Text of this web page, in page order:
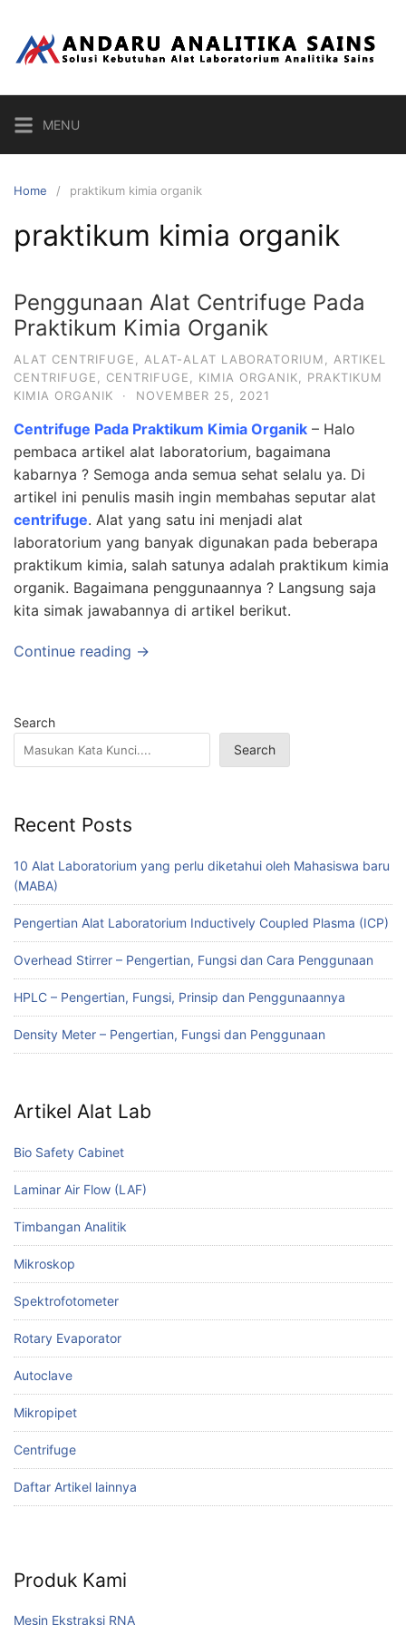
content
MENU
Home praktikum kimia organik
praktikum kimia organik
Penggunaan Alat Centrifuge Pada
Praktikum Kimia Organik
ALAT CENTRIFUGE ALAT-ALAT LABORATORIUM
ARTIKEL
CENTRIFUGE
CENTRIFUGE KIMIA ORGANIK
PRAKTIKUM
KIMIA ORGANIK
· NOVEMBER 25, 2021
Centrifuge Pada Praktikum Kimia Organik – Halo
pembaca artikel alat laboratorium, bagaimana
kabarnya ? Semoga anda semua sehat selalu ya. Di
artikel ini penulis masih ingin membahas seputar alat
centrifuge. Alat yang satu ini menjadi alat
laboratorium yang banyak digunakan pada beberapa
praktikum kimia, salah satunya adalah praktikum kimia
organik. Bagaimana penggunaannya ? Langsung saja
kita simak jawabannya di artikel berikut.
Continue reading →
Search
Search
Recent Posts
10 Alat Laboratorium yang perlu diketahui oleh Mahasiswa baru
(MABA)
Pengertian Alat Laboratorium Inductively Coupled Plasma (ICP)
Overhead Stirrer – Pengertian, Fungsi dan Cara Penggunaan
HPLC – Pengertian, Fungsi, Prinsip dan Penggunaannya
Density Meter – Pengertian, Fungsi dan Penggunaan
Artikel Alat Lab
Bio Safety Cabinet
Laminar Air Flow (LAF)
Timbangan Analitik
Mikroskop
Spektrofotometer
Rotary Evaporator
Autoclave
Mikropipet
Centrifuge
Daftar Artikel lainnya
Produk Kami
Mesin Ekstraksi RNA